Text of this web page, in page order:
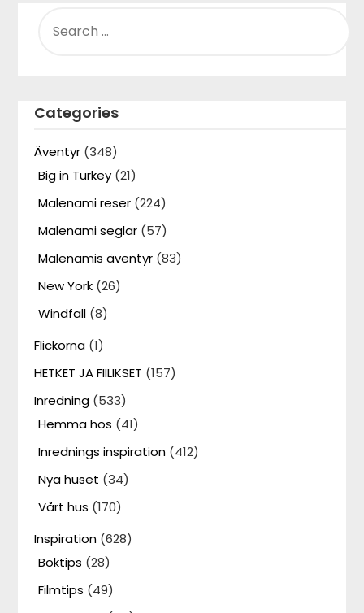
FOR:
Categories
Äventyr (348)
Big in Turkey (21)
Malenami reser (224)
Malenami seglar (57)
Malenamis äventyr (83)
New York (26)
Windfall (8)
Flickorna (1)
HETKET JA FIILIKSET (157)
Inredning (533)
Hemma hos (41)
Inrednings inspiration (412)
Nya huset (34)
Vårt hus (170)
Inspiration (628)
Boktips (28)
Filmtips (49)